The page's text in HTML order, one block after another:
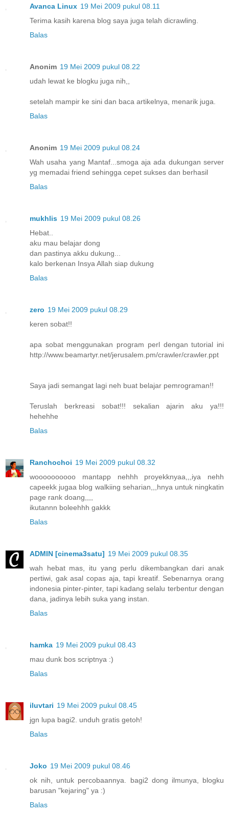
Avanca Linux 19 Mei 2009 pukul 08.11
Terima kasih karena blog saya juga telah dicrawling.
Balas
Anonim 19 Mei 2009 pukul 08.22
udah lewat ke blogku juga nih,,
setelah mampir ke sini dan baca artikelnya, menarik juga.
Balas
Anonim 19 Mei 2009 pukul 08.24
Wah usaha yang Mantaf...smoga aja ada dukungan server
yg memadai friend sehingga cepet sukses dan berhasil
Balas
mukhlis 19 Mei 2009 pukul 08.26
Hebat..
aku mau belajar dong
dan pastinya akku dukung...
kalo berkenan Insya Allah siap dukung
Balas
zero 19 Mei 2009 pukul 08.29
keren sobat!!
apa sobat menggunakan program perl dengan tutorial ini
http://www.beamartyr.net/jerusalem.pm/crawler/crawler.ppt
Saya jadi semangat lagi neh buat belajar pemrograman!!
Teruslah berkreasi sobat!!! sekalian ajarin aku ya!!!
hehehhe
Balas
Ranchochoi 19 Mei 2009 pukul 08.32
woooooooooo mantapp nehhh proyekknyaa,,,iya nehh
capeekk jugaa blog walkiing seharian,,,hnya untuk ningkatin
page rank doang,,,,
ikutannn boleehhh gakkk
Balas
ADMIN [cinema3satu] 19 Mei 2009 pukul 08.35
wah hebat mas, itu yang perlu dikembangkan dari anak
pertiwi, gak asal copas aja, tapi kreatif. Sebenarnya orang
indonesia pinter-pinter, tapi kadang selalu terbentur dengan
dana, jadinya lebih suka yang instan.
Balas
hamka 19 Mei 2009 pukul 08.43
mau dunk bos scriptnya :)
Balas
iluvtari 19 Mei 2009 pukul 08.45
jgn lupa bagi2. unduh gratis getoh!
Balas
Joko 19 Mei 2009 pukul 08.46
ok nih, untuk percobaannya. bagi2 dong ilmunya, blogku
barusan "kejaring" ya :)
Balas